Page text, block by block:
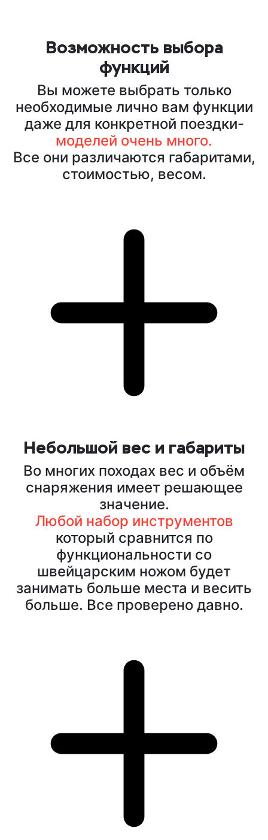
Возможность выбора
функций
Вы можете выбрать только
необходимые лично вам функции
даже для конкретной поездки-
моделей очень много.
Все они различаются габаритами,
стоимостью, весом.
Небольшой вес и габариты
Во многих походах вес и объём
снаряжения имеет решающее
значение.
Любой набор инструментов
который сравнится по
функциональности со
швейцарским ножом будет
занимать больше места и весить
больше. Все проверено давно.